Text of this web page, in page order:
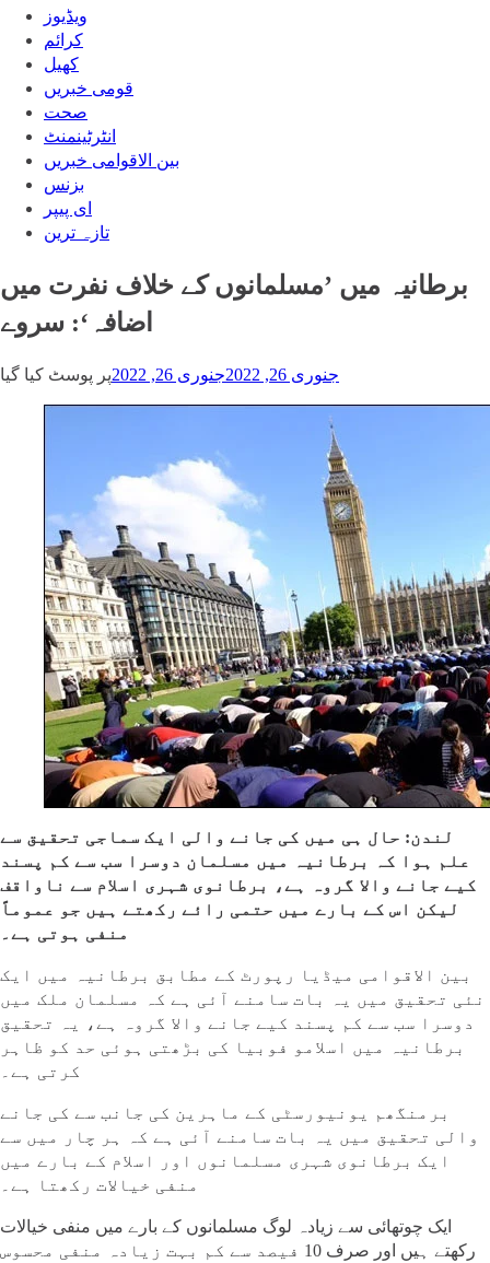
ویڈیوز
‎کرائم
کھیل
قومی خبریں
صحت
انٹرٹینمنٹ
بین الاقوامی خبریں
بزنس
ای پیپر
تازہ ترین
برطانیہ میں ’مسلمانوں کے خلاف نفرت میں
اضافہ‘: سروے
جنوری 26, 2022 جنوری 26, 2022 پر پوسٹ کیا گیا
لندن: حال ہی میں کی جانے والی ایک سماجی تحقیق سے
علم ہوا کہ برطانیہ میں مسلمان دوسرا سب سے کم پسند
کیے جانے والا گروہ ہے، برطانوی شہری اسلام سے ناواقف
لیکن اس کے بارے میں حتمی رائے رکھتے ہیں جو عموماً
منفی ہوتی ہے۔
بین الاقوامی میڈیا رپورٹ کے مطابق برطانیہ میں ایک
نئی تحقیق میں یہ بات سامنے آئی ہے کہ مسلمان ملک میں
دوسرا سب سے کم پسند کیے جانے والا گروہ ہے، یہ تحقیق
برطانیہ میں اسلامو فوبیا کی بڑھتی ہوئی حد کو ظاہر
کرتی ہے۔
برمنگھم یونیورسٹی کے ماہرین کی جانب سے کی جانے
والی تحقیق میں یہ بات سامنے آئی ہے کہ ہر چار میں سے
ایک برطانوی شہری مسلمانوں اور اسلام کے بارے میں
منفی خیالات رکھتا ہے۔
ایک چوتھائی سے زیادہ لوگ مسلمانوں کے بارے میں منفی خیالات
رکھتے ہیں اور صرف 10 فیصد سے کم بہت زیادہ منفی محسوس